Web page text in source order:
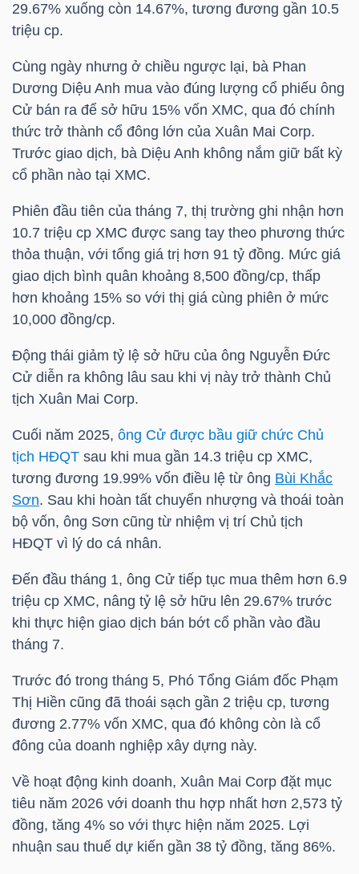
29.67% xuống còn 14.67%, tương đương gần 10.5
triệu cp.
Cùng ngày nhưng ở chiều ngược lại, bà Phan
Dương Diệu Anh mua vào đúng lượng cổ phiếu ông
Cử bán ra để sở hữu 15% vốn XMC, qua đó chính
thức trở thành cổ đông lớn của Xuân Mai Corp.
Trước giao dịch, bà Diệu Anh không nắm giữ bất kỳ
cổ phần nào tại XMC.
Phiên đầu tiên của tháng 7, thị trường ghi nhận hơn
10.7 triệu cp XMC được sang tay theo phương thức
thỏa thuận, với tổng giá trị hơn 91 tỷ đồng. Mức giá
giao dịch bình quân khoảng 8,500 đồng/cp, thấp
hơn khoảng 15% so với thị giá cùng phiên ở mức
10,000 đồng/cp.
Động thái giảm tỷ lệ sở hữu của ông Nguyễn Đức
Cử diễn ra không lâu sau khi vị này trở thành Chủ
tịch Xuân Mai Corp.
Cuối năm 2025, ông Cử được bầu giữ chức Chủ
tịch HĐQT sau khi mua gần 14.3 triệu cp XMC,
tương đương 19.99% vốn điều lệ từ ông Bùi Khắc
Sơn. Sau khi hoàn tất chuyển nhượng và thoái toàn
bộ vốn, ông Sơn cũng từ nhiệm vị trí Chủ tịch
HĐQT vì lý do cá nhân.
Đến đầu tháng 1, ông Cử tiếp tục mua thêm hơn 6.9
triệu cp XMC, nâng tỷ lệ sở hữu lên 29.67% trước
khi thực hiện giao dịch bán bớt cổ phần vào đầu
tháng 7.
Trước đó trong tháng 5, Phó Tổng Giám đốc Phạm
Thị Hiền cũng đã thoái sạch gần 2 triệu cp, tương
đương 2.77% vốn XMC, qua đó không còn là cổ
đông của doanh nghiệp xây dựng này.
Về hoạt động kinh doanh, Xuân Mai Corp đặt mục
tiêu năm 2026 với doanh thu hợp nhất hơn 2,573 tỷ
đồng, tăng 4% so với thực hiện năm 2025. Lợi
nhuận sau thuế dự kiến gần 38 tỷ đồng, tăng 86%.
TÀI
CHÍNH
HÀNG
HÓA
KINH
THẾ
GIỚI
ĐÔNG
TÀI
CHÍNH
CÁ
VIETSTOCKFINANCE
VĨ
MÔ